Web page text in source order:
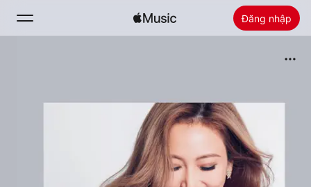
Đăng nhập
Cài đặt Apple Music